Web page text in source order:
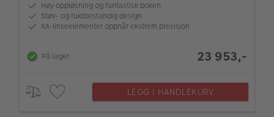
Høy oppløsning og fantastisk bokeh
Støv- og fuktbestandig design
XA-linseelementer oppnår ekstrem presisjon
På lager 23 953,-
LEGG I HANDLEKURV